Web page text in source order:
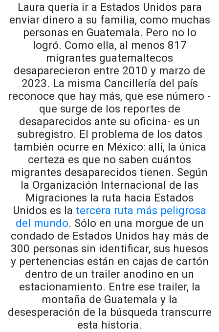
Laura quería ir a Estados Unidos para
enviar dinero a su familia, como muchas
personas en Guatemala. Pero no lo
logró. Como ella, al menos 817
migrantes guatemaltecos
desaparecieron entre 2010 y marzo de
2023. La misma Cancillería del país
reconoce que hay más, que ese número -
que surge de los reportes de
desaparecidos ante su oficina- es un
subregistro. El problema de los datos
también ocurre en México: allí, la única
certeza es que no saben cuántos
migrantes desaparecidos tienen. Según
la Organización Internacional de las
Migraciones la ruta hacia Estados
Unidos es la tercera ruta más peligrosa
del mundo. Sólo en una morgue de un
condado de Estados Unidos hay más de
300 personas sin identificar, sus huesos
y pertenencias están en cajas de cartón
dentro de un trailer anodino en un
estacionamiento. Entre ese trailer, la
montaña de Guatemala y la
desesperación de la búsqueda transcurre
esta historia.